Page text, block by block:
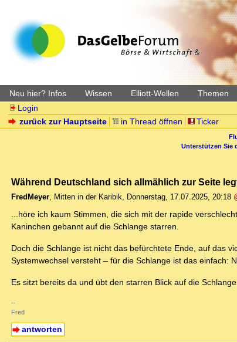
Neu hier? Infos Wissen Elliott-Wellen Themen
Login
zurück zur Hauptseite
in Thread öffnen Ticker
Unterstützen Sie
Während Deutschland sich allmählich zur Seite
FredMeyer, Mitten in der Karibik, Donnerstag, 17.07.2025, 20:18
...höre ich kaum Stimmen, die sich mit der rapide
Kaninchen gebannt auf die Schlange starren.
Doch die Schlange ist nicht das befürchtete Ende, auf das
Systemwechsel versteht – für die Schlange ist das einfach:
Es sitzt bereits da und übt den starren Blick auf die
--
Fred
antworten